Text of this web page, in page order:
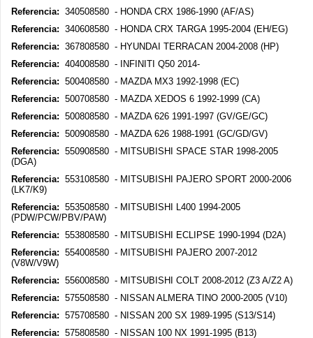
Referencia: 340508580 - HONDA CRX 1986-1990 (AF/AS)
Referencia: 340608580 - HONDA CRX TARGA 1995-2004 (EH/EG)
Referencia: 367808580 - HYUNDAI TERRACAN 2004-2008 (HP)
Referencia: 404008580 - INFINITI Q50 2014-
Referencia: 500408580 - MAZDA MX3 1992-1998 (EC)
Referencia: 500708580 - MAZDA XEDOS 6 1992-1999 (CA)
Referencia: 500808580 - MAZDA 626 1991-1997 (GV/GE/GC)
Referencia: 500908580 - MAZDA 626 1988-1991 (GC/GD/GV)
Referencia: 550908580 - MITSUBISHI SPACE STAR 1998-2005
(DGA)
Referencia: 553108580 - MITSUBISHI PAJERO SPORT 2000-2006
(LK7/K9)
Referencia: 553508580 - MITSUBISHI L400 1994-2005
(PDW/PCW/PBV/PAW)
Referencia: 553808580 - MITSUBISHI ECLIPSE 1990-1994 (D2A)
Referencia: 554008580 - MITSUBISHI PAJERO 2007-2012
(V8W/V9W)
Referencia: 556008580 - MITSUBISHI COLT 2008-2012 (Z3 A/Z2 A)
Referencia: 575508580 - NISSAN ALMERA TINO 2000-2005 (V10)
Referencia: 575708580 - NISSAN 200 SX 1989-1995 (S13/S14)
Referencia: 575808580 - NISSAN 100 NX 1991-1995 (B13)